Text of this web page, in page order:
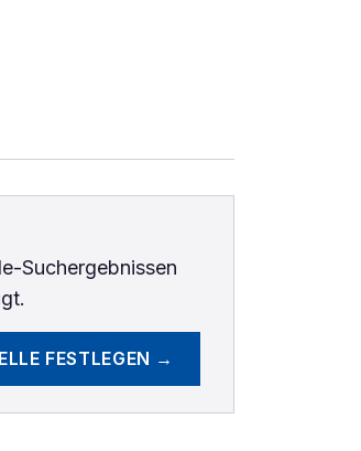
Suchergebnissen
FESTLEGEN →